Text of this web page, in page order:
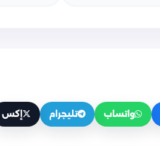
واتساب تليجرام إكس